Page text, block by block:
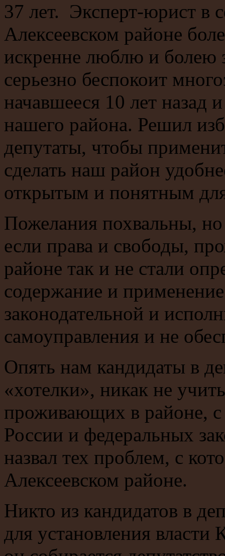
37 лет. Эксперт-юрист в
Алексеевском районе
искренне люблю и болею
серьезно беспокоит
начавшееся 10 лет назад
нашего района. Решил
депутаты, чтобы
сделать наш район
открытым и понятным
Пожелания похвальны,
если права и свободы,
районе так и не стали
содержание и
законодательной и
самоуправления и не
Опять нам кандидаты в
«хотелки», никак не
проживающих в районе,
России и федеральных
назвал тех проблем, с
Алексеевском районе.
Никто из кандидатов в
для установления власти